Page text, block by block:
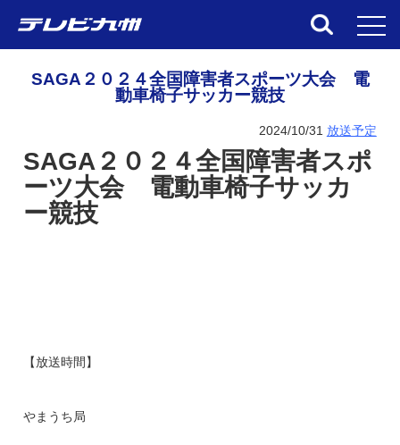
SAGA２０２４全国障害者スポーツ大会 電
動車椅子サッカー競技
2024/10/31 放送予定
SAGA２０２４全国障害者スポ
ーツ大会 電動車椅子サッカ
ー競技
【放送時間】
やまうち局